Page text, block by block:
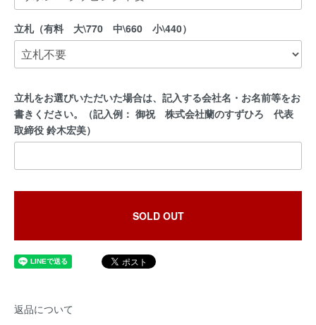
立札（有料 大\770 中\660 小\440）
立札をお選びいただいた場合は、記入する会社名・お名前等をお
書きください。（記入例： 御祝 株式会社蘭のすずひろ 代表
取締役 鈴木宏美）
SOLD OUT
返品について